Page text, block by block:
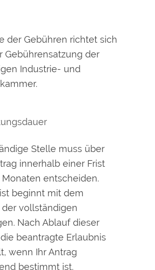
der Gebühren richtet sich
Gebührensatzung der
Industrie- und
Stelle muss über
innerhalb einer Frist
entscheiden.
beginnt mit dem
der vollständigen
Nach Ablauf dieser
beantragte Erlaubnis
wenn Ihr Antrag
bestimmt ist.